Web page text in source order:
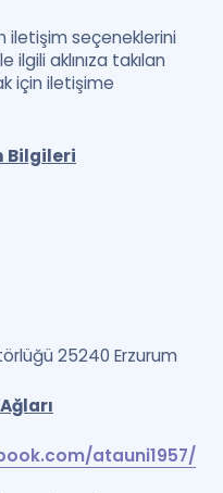
iletişim seçeneklerini
aklınıza takılan
için iletişime
Bilgileri
25240 Erzurum
atauni1957/